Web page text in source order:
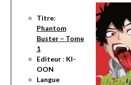
Titre:
Phantom
Buster – Tome
1
Editeur : KI-
OON
Langue